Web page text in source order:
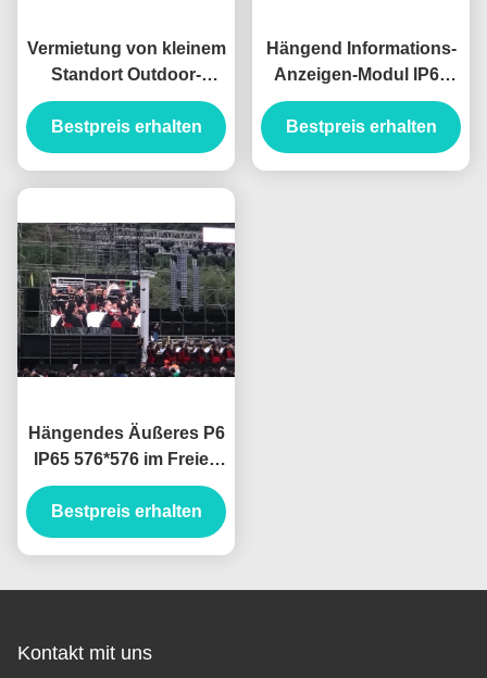
Vermietung von kleinem
Standort Outdoor-
Hängendes Farb-LED-
Display für
Einkaufszentren,
Bestpreis erhalten
Hängend Informations-
Anzeigen-Modul IP65
P6 LED im Freien,
Gussaluminium-
Kabinett-Helligkeit 7500
Bestpreis erhalten
Hängendes Äußeres P6
IP65 576*576 im Freien
Bleischirm Druckguss-
Aluminium, Steuerung
3G WIFI
Bestpreis erhalten
Kontakt mit uns